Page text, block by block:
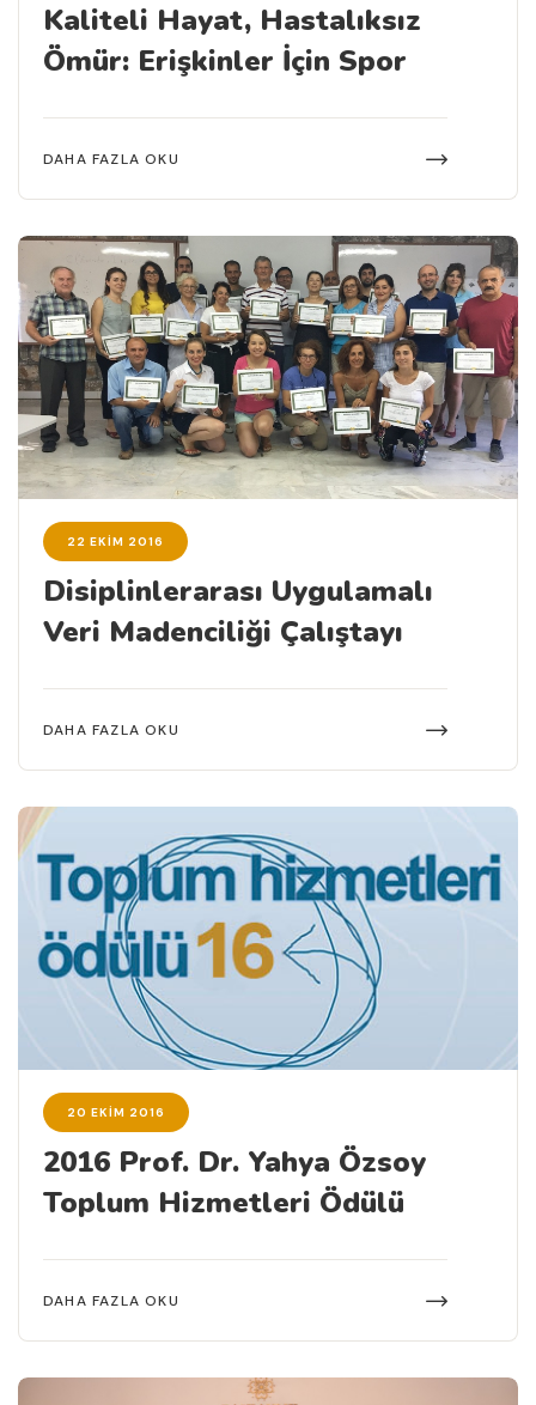
Kaliteli Hayat, Hastalıksız
Ömür: Erişkinler İçin Spor
DAHA FAZLA OKU
22 EKIM 2016
Disiplinlerarası Uygulamalı
Veri Madenciliği Çalıştayı
DAHA FAZLA OKU
20 EKIM 2016
2016 Prof. Dr. Yahya Özsoy
Toplum Hizmetleri Ödülü
DAHA FAZLA OKU